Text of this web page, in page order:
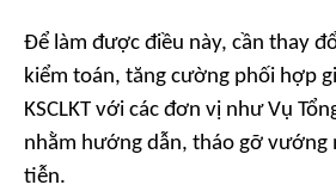
Để làm được điều này, cần thay
kiểm toán, tăng cường phối hợp
KSCLKT với các đơn vị như Vụ
nhằm hướng dẫn, tháo gỡ vướng
tiễn.